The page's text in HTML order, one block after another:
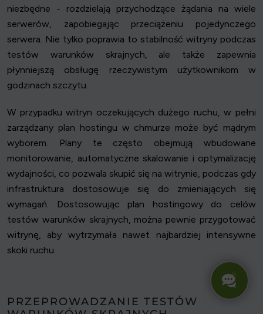
niezbędne - rozdzielają przychodzące żądania na wiele
serwerów, zapobiegając przeciążeniu pojedynczego
serwera. Nie tylko poprawia to stabilność witryny podczas
testów warunków skrajnych, ale także zapewnia
płynniejszą obsługę rzeczywistym użytkownikom w
godzinach szczytu.
W przypadku witryn oczekujących dużego ruchu, w pełni
zarządzany plan hostingu w chmurze może być mądrym
wyborem. Plany te często obejmują wbudowane
monitorowanie, automatyczne skalowanie i optymalizację
wydajności, co pozwala skupić się na witrynie, podczas gdy
infrastruktura dostosowuje się do zmieniających się
wymagań. Dostosowując plan hostingowy do celów
testów warunków skrajnych, można pewnie przygotować
witrynę, aby wytrzymała nawet najbardziej intensywne
skoki ruchu.
PRZEPROWADZANIE TESTÓW